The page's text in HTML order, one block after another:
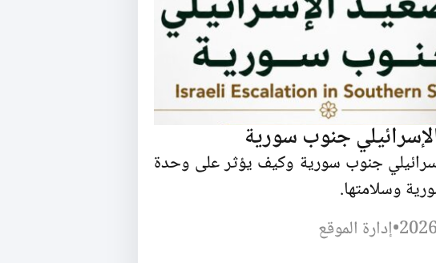
جنوب سورية
جنوب سورية وكيف يؤثر على وحدة
وسلامتها.
•إدارة الموقع